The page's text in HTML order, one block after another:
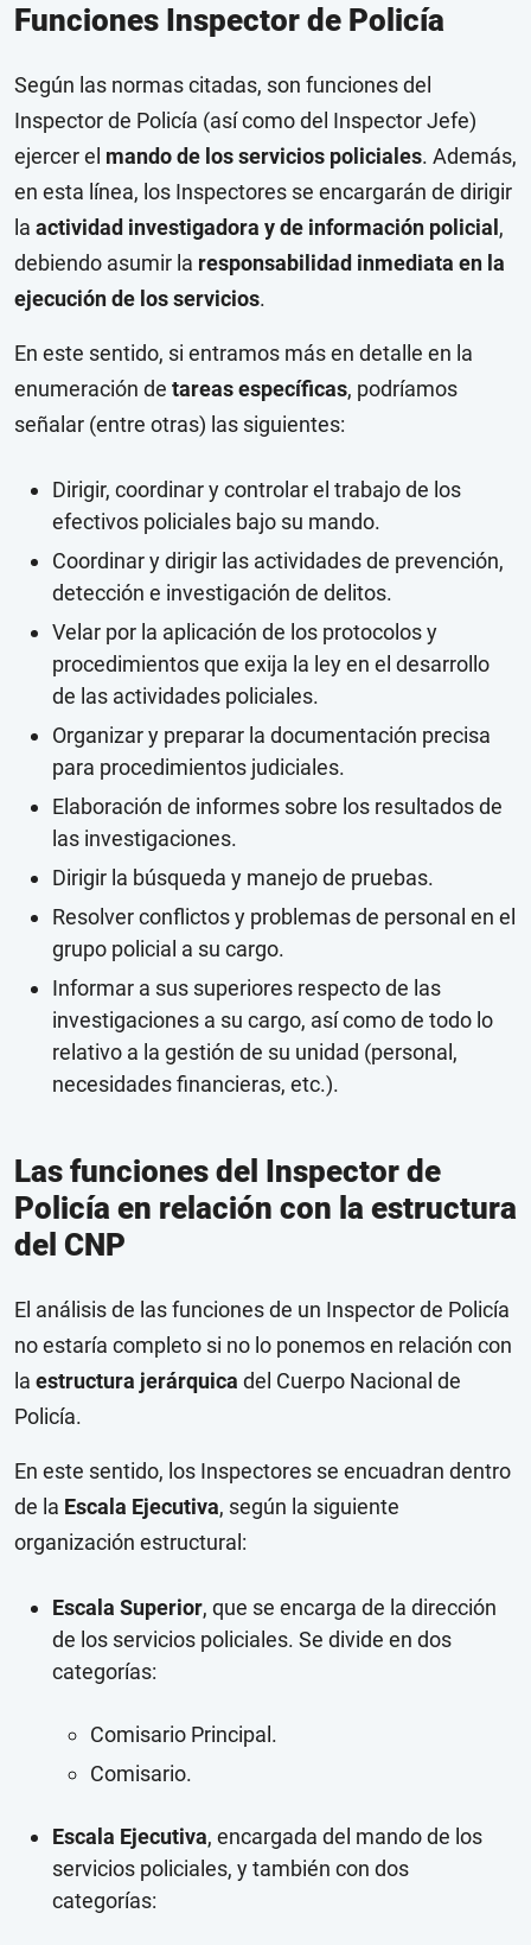
Funciones Inspector de Policía
Según las normas citadas, son funciones del
Inspector de Policía (así como del Inspector Jefe)
ejercer el mando de los servicios policiales. Además,
en esta línea, los Inspectores se encargarán de dirigir
la actividad investigadora y de información policial,
debiendo asumir la responsabilidad inmediata en la
ejecución de los servicios.
En este sentido, si entramos más en detalle en la
enumeración de tareas específicas, podríamos
señalar (entre otras) las siguientes:
Dirigir, coordinar y controlar el trabajo de los
efectivos policiales bajo su mando.
Coordinar y dirigir las actividades de prevención,
detección e investigación de delitos.
Velar por la aplicación de los protocolos y
procedimientos que exija la ley en el desarrollo
de las actividades policiales.
Organizar y preparar la documentación precisa
para procedimientos judiciales.
Elaboración de informes sobre los resultados de
las investigaciones.
Dirigir la búsqueda y manejo de pruebas.
Resolver conflictos y problemas de personal en el
grupo policial a su cargo.
Informar a sus superiores respecto de las
investigaciones a su cargo, así como de todo lo
relativo a la gestión de su unidad (personal,
necesidades financieras, etc.).
Las funciones del Inspector de
Policía en relación con la estructura
del CNP
El análisis de las funciones de un Inspector de Policía
no estaría completo si no lo ponemos en relación con
la estructura jerárquica del Cuerpo Nacional de
Policía.
En este sentido, los Inspectores se encuadran dentro
de la Escala Ejecutiva, según la siguiente
organización estructural:
Escala Superior, que se encarga de la dirección
de los servicios policiales. Se divide en dos
categorías:
Comisario Principal.
Comisario.
Escala Ejecutiva, encargada del mando de los
servicios policiales, y también con dos
categorías: